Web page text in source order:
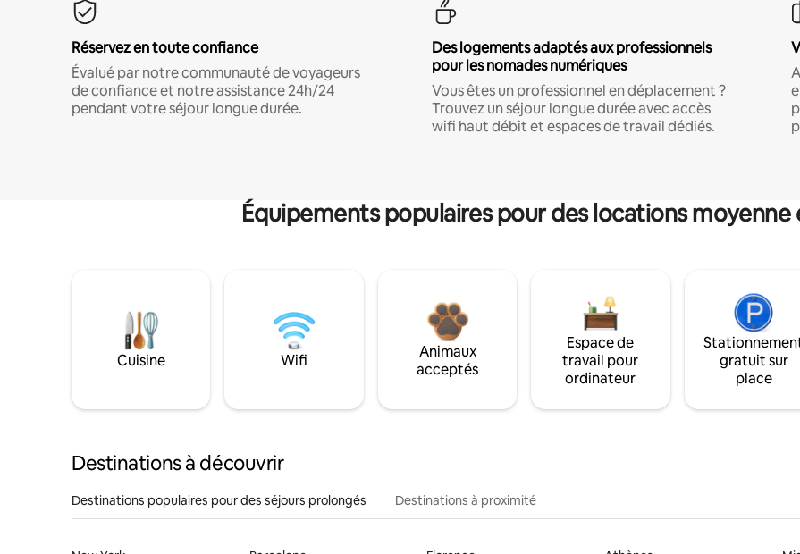
Réservez en toute confiance
Évalué par notre communauté de voyageurs
de confiance et notre assistance 24h/24
pendant votre séjour longue durée.
Des logements adaptés aux professionnels
pour les nomades numériques
Vous êtes un professionnel en déplacement ?
Trouvez un séjour longue durée avec accès
wifi haut débit et espaces de travail dédiés.
Équipements populaires pour des locations
Cuisine Wifi
Animaux
acceptés
Espace de
travail pour
ordinateur
gratuit sur
place
Destinations à découvrir
Destinations populaires pour des séjours prolongés Destinations à proximité